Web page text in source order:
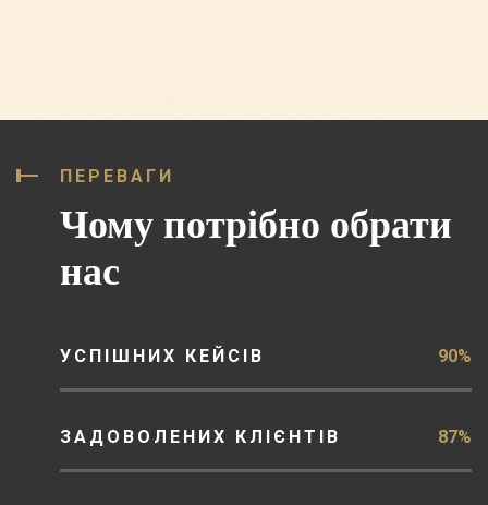
ПЕРЕВАГИ
Чому потрібно обрати
нас
УСПІШНИХ КЕЙСІВ 90%
ЗАДОВОЛЕНИХ КЛІЄНТІВ 87%